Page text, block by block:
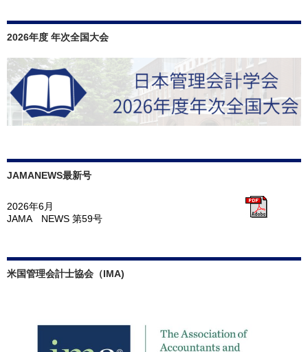
2026年度 年次全国大会
JAMANEWS最新号
2026年6月
JAMA NEWS 第59号
米国管理会計士協会（IMA)